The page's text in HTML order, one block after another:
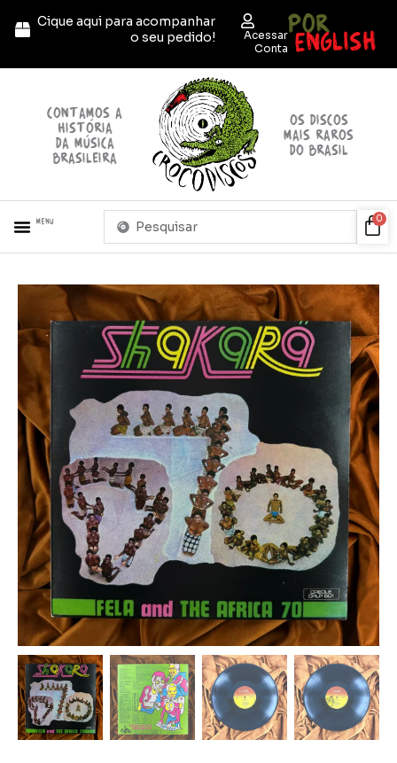
para
conteúdo
Cique aqui para acompanhar
o seu pedido!
Acessar
Conta
POR
ENGLISH
contamos a
história
da música
brasileira
OS discos
mais raros
do brasil
Menu
Pesquisar
0